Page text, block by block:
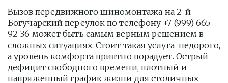
Вызов передвижного шиномонтажа на 2-й
Богучарский переулок по телефону +7 (999) 665-
92-36 может быть самым верным решением в
сложных ситуациях. Стоит такая услуга  недорого,
а уровень комфорта приятно порадует. Острый
дефицит свободного времени, плотный и
напряженный график жизни для столичных